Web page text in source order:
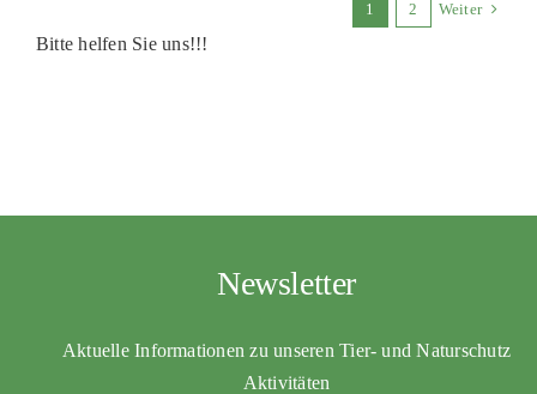
1 2 Weiter
Bitte helfen Sie uns!!!
Newsletter
Aktuelle Informationen zu unseren Tier- und Naturschutz
Aktivitäten